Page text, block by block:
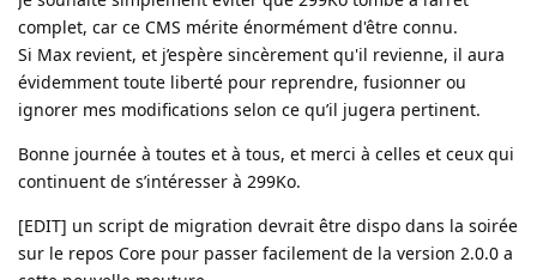
complet, car ce CMS mérite énormément d'être connu.
Si Max revient, et j’espère sincèrement qu'il revienne, il aura
évidemment toute liberté pour reprendre, fusionner ou
ignorer mes modifications selon ce qu’il jugera pertinent.
Bonne journée à toutes et à tous, et merci à celles et ceux qui
continuent de s’intéresser à 299Ko.
[EDIT] un script de migration devrait être dispo dans la soirée
sur le repos Core pour passer facilement de la version 2.0.0 a